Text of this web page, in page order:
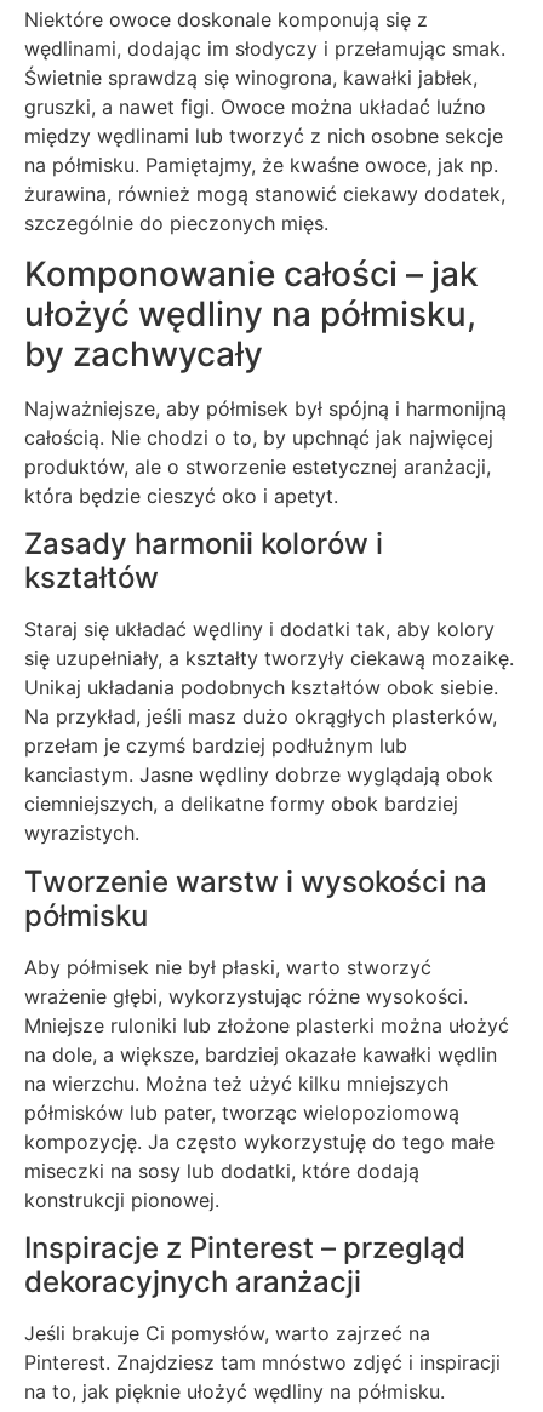
Niektóre owoce doskonale komponują się z
wędlinami, dodając im słodyczy i przełamując smak.
Świetnie sprawdzą się winogrona, kawałki jabłek,
gruszki, a nawet figi. Owoce można układać luźno
między wędlinami lub tworzyć z nich osobne sekcje
na półmisku. Pamiętajmy, że kwaśne owoce, jak np.
żurawina, również mogą stanowić ciekawy dodatek,
szczególnie do pieczonych mięs.
Komponowanie całości – jak
ułożyć wędliny na półmisku,
by zachwycały
Najważniejsze, aby półmisek był spójną i harmonijną
całością. Nie chodzi o to, by upchnąć jak najwięcej
produktów, ale o stworzenie estetycznej aranżacji,
która będzie cieszyć oko i apetyt.
Zasady harmonii kolorów i
kształtów
Staraj się układać wędliny i dodatki tak, aby kolory
się uzupełniały, a kształty tworzyły ciekawą mozaikę.
Unikaj układania podobnych kształtów obok siebie.
Na przykład, jeśli masz dużo okrągłych plasterków,
przełam je czymś bardziej podłużnym lub
kanciastym. Jasne wędliny dobrze wyglądają obok
ciemniejszych, a delikatne formy obok bardziej
wyrazistych.
Tworzenie warstw i wysokości na
półmisku
Aby półmisek nie był płaski, warto stworzyć
wrażenie głębi, wykorzystując różne wysokości.
Mniejsze ruloniki lub złożone plasterki można ułożyć
na dole, a większe, bardziej okazałe kawałki wędlin
na wierzchu. Można też użyć kilku mniejszych
półmisków lub pater, tworząc wielopoziomową
kompozycję. Ja często wykorzystuję do tego małe
miseczki na sosy lub dodatki, które dodają
konstrukcji pionowej.
Inspiracje z Pinterest – przegląd
dekoracyjnych aranżacji
Jeśli brakuje Ci pomysłów, warto zajrzeć na
Pinterest. Znajdziesz tam mnóstwo zdjęć i inspiracji
na to, jak pięknie ułożyć wędliny na półmisku.